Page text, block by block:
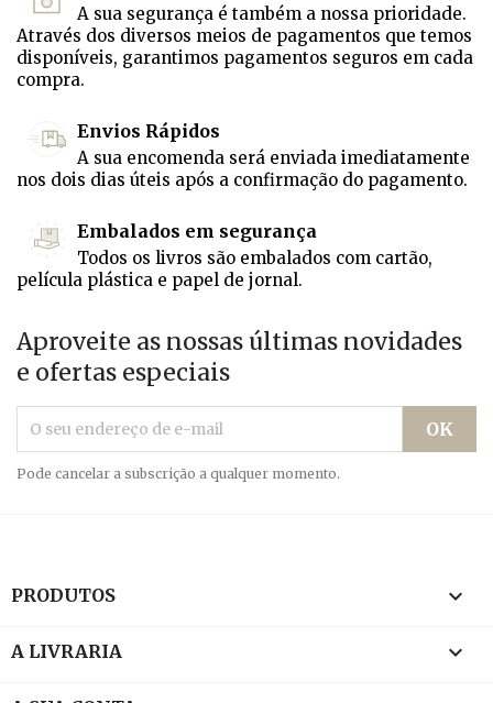
A sua segurança é também a nossa prioridade.
Através dos diversos meios de pagamentos que temos
disponíveis, garantimos pagamentos seguros em cada
compra.
Envios Rápidos
A sua encomenda será enviada imediatamente
nos dois dias úteis após a confirmação do pagamento.
Embalados em segurança
Todos os livros são embalados com cartão,
película plástica e papel de jornal.
Aproveite as nossas últimas novidades
e ofertas especiais
Pode cancelar a subscrição a qualquer momento.
PRODUTOS 
A LIVRARIA 